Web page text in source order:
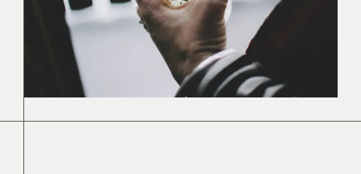
Gidi • Doppelzimmer
Tilli • Zwei-Bettzimmer
Inklusivleistungen
Rodelbahn
Sommer am Spielberghaus
Winter am Spielberghaus
Service & Info
Kontakt
Tilli • Zwei-Bettzimmer
Inklusivleistungen
Rodelbahn
Sommer am Spielberghaus
Winter am Spielberghaus
Service & Info
Kontakt
Lage und Anreise
Genießen